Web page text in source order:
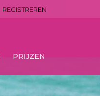
REGISTREREN
PRIJZEN